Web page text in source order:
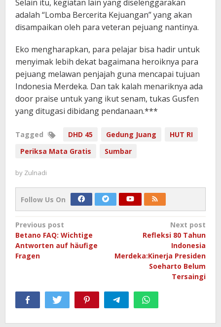
Selain itu, kegiatan lain yang diselenggarakan
adalah “Lomba Bercerita Kejuangan” yang akan
disampaikan oleh para veteran pejuang nantinya.
Eko mengharapkan, para pelajar bisa hadir untuk
menyimak lebih dekat bagaimana heroiknya para
pejuang melawan penjajah guna mencapai tujuan
Indonesia Merdeka. Dan tak kalah menariknya ada
door praise untuk yang ikut senam, tukas Gusfen
yang ditugasi dibidang pendanaan.***
Tagged DHD 45 Gedung Juang
HUT RI
Periksa Mata Gratis
Sumbar
by Zulnadi
Follow Us On
Post
navigation
Previous post
Betano FAQ: Wichtige
Antworten auf häufige
Fragen
Next post
Refleksi 80 Tahun
Indonesia
Merdeka:Kinerja Presiden
Soeharto Belum
Tersaingi